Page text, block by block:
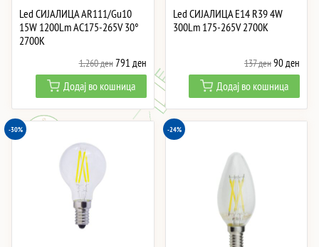
Led СИЈАЛИЦА AR111/Gu10
15W 1200Lm AC175-265V 30°
2700K
1,260денOriginal
price
was:
1,260 ден.
791 денCurrent
price
791 ден.
Додај во кошница
Led СИJАЛИЦА E14 R39 4W
300Lm 175-265V 2700K
137денOriginal
price
was:
137 ден.
90 ден
price
90
Додај во кошница
-30% -24%